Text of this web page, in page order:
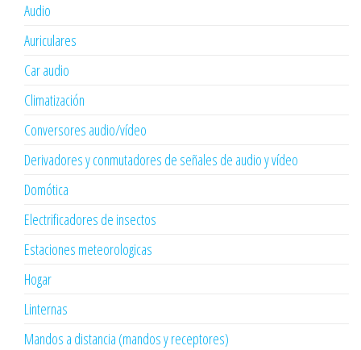
Audio
Auriculares
Car audio
Climatización
Conversores audio/vídeo
Derivadores y conmutadores de señales de audio y vídeo
Domótica
Electrificadores de insectos
Estaciones meteorologicas
Hogar
Linternas
Mandos a distancia (mandos y receptores)